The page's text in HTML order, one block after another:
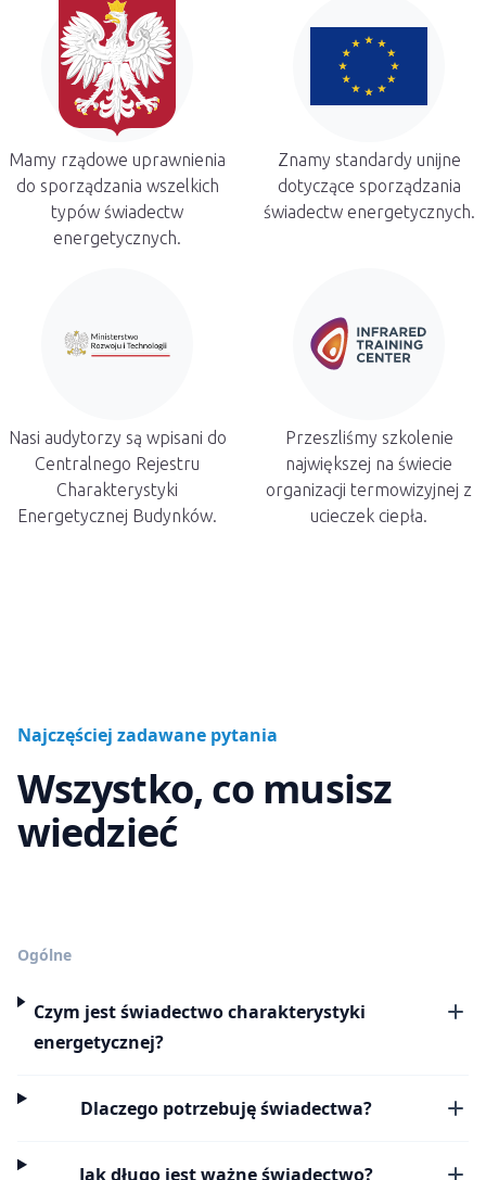
Mamy rządowe uprawnienia
do sporządzania wszelkich
typów świadectw
energetycznych.
Znamy standardy unijne
dotyczące sporządzania
świadectw energetycznych.
Nasi audytorzy są wpisani do
Centralnego Rejestru
Charakterystyki
Energetycznej Budynków.
Przeszliśmy szkolenie
największej na świecie
organizacji termowizyjnej z
ucieczek ciepła.
Najczęściej zadawane pytania
Wszystko, co musisz
wiedzieć
Ogólne
Czym jest świadectwo charakterystyki
energetycznej?
Dlaczego potrzebuję świadectwa?
Jak długo jest ważne świadectwo?